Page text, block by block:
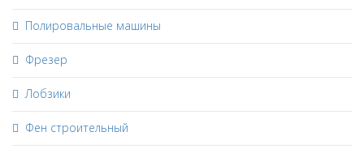
Полировальные машины
Фрезер
Лобзики
Фен строительный